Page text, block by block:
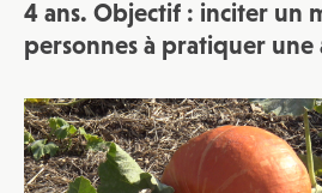
4 ans. Objectif : inciter un
personnes à pratiquer